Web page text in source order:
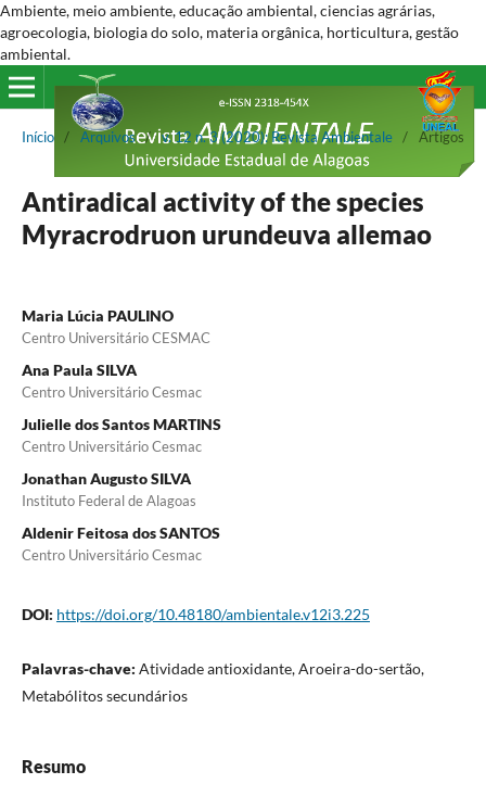
Ambiente, meio ambiente, educação ambiental, ciencias agrárias,
agroecologia, biologia do solo, materia orgânica, horticultura, gestão
ambiental.
Início / Arquivos / v. 12 n. 3 (2020): Revista Ambientale / Artigos
Antiradical activity of the species
Myracrodruon urundeuva allemao
Maria Lúcia PAULINO
Centro Universitário CESMAC
Ana Paula SILVA
Centro Universitário Cesmac
Julielle dos Santos MARTINS
Centro Universitário Cesmac
Jonathan Augusto SILVA
Instituto Federal de Alagoas
Aldenir Feitosa dos SANTOS
Centro Universitário Cesmac
DOI: https://doi.org/10.48180/ambientale.v12i3.225
Palavras-chave: Atividade antioxidante, Aroeira-do-sertão,
Metabólitos secundários
Resumo